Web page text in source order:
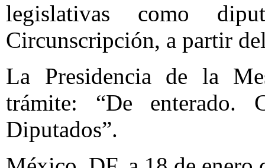
legislativas como
Circunscripción, a partir
La Presidencia de la
trámite: “De enterado.
Diputados”.